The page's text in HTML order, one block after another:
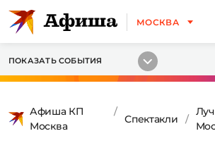
МОСКВА
ПОКАЗАТЬ СОБЫТИЯ
Афиша КП
Москва
Спектакли